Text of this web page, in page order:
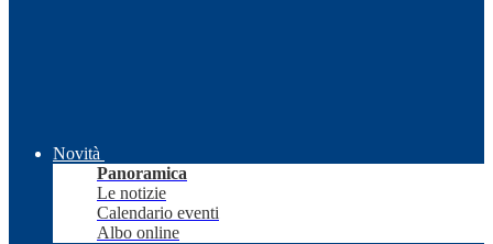
Novità
Panoramica
Le notizie
Calendario eventi
Albo online